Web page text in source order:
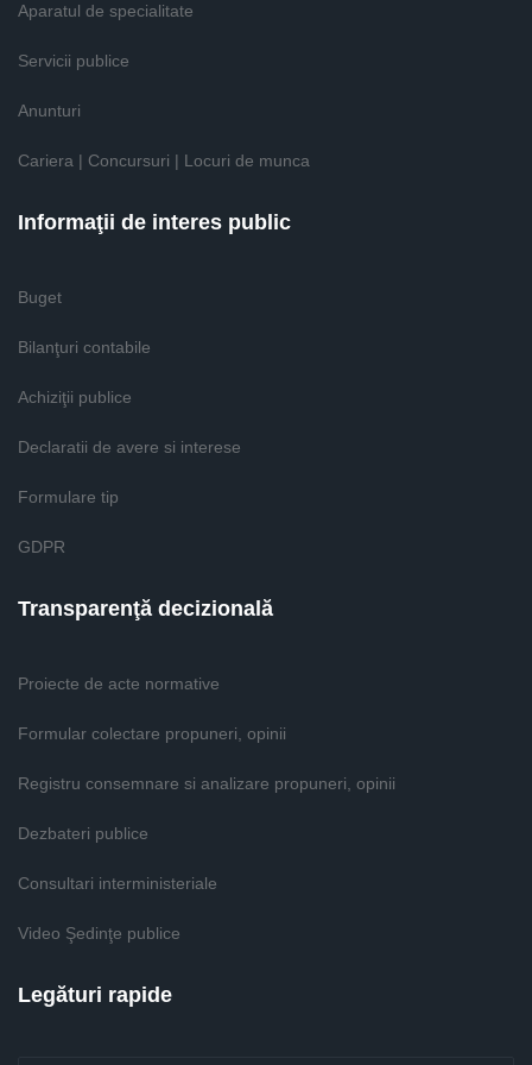
Aparatul de specialitate
Servicii publice
Anunturi
Cariera | Concursuri | Locuri de munca
Informaţii de interes public
Buget
Bilanţuri contabile
Achiziţii publice
Declaratii de avere si interese
Formulare tip
GDPR
Transparenţă decizională
Proiecte de acte normative
Formular colectare propuneri, opinii
Registru consemnare si analizare propuneri, opinii
Dezbateri publice
Consultari interministeriale
Video Şedinţe publice
Legături rapide